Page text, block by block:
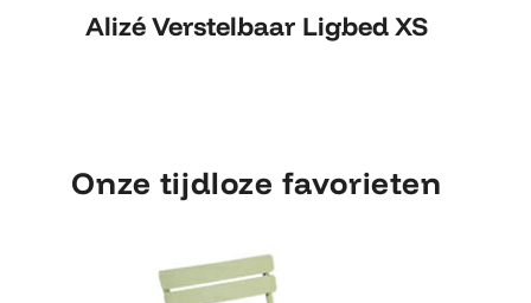
Alizé Verstelbaar Ligbed XS
Alizé Verstelbaar Ligbed XS
Onze tijdloze favorieten